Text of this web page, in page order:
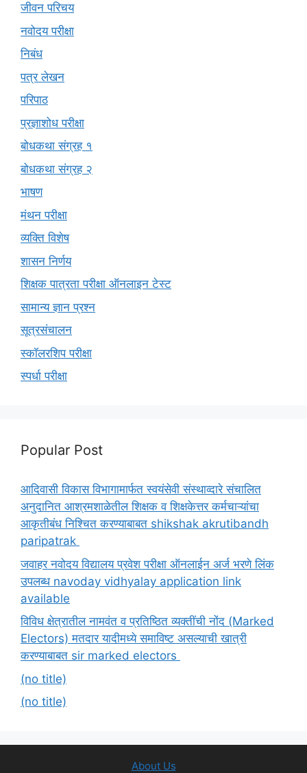
जीवन परिचय
नवोदय परीक्षा
निबंध
पत्र लेखन
परिपाठ
प्रज्ञाशोध परीक्षा
बोधकथा संग्रह १
बोधकथा संग्रह २
भाषण
मंथन परीक्षा
व्यक्ति विशेष
शासन निर्णय
शिक्षक पात्रता परीक्षा ऑनलाइन टेस्ट
सामान्य ज्ञान प्रश्न
सूत्रसंचालन
स्कॉलरशिप परीक्षा
स्पर्धा परीक्षा
Popular Post
आदिवासी विकास विभागामार्फत स्वयंसेवी संस्थाव्दारे संचालित
अनुदानित आश्रमशाळेतील शिक्षक व शिक्षकेत्तर कर्मचाऱ्यांचा
आकृतीबंध निश्चित करण्याबाबत shikshak akrutibandh
paripatrak
जवाहर नवोदय विद्यालय प्रवेश परीक्षा ऑनलाईन अर्ज भरणे लिंक
उपलब्ध navoday vidhyalay application link
available
विविध क्षेत्रातील नामवंत व प्रतिष्ठित व्यक्तींची नोंद (Marked
Electors) मतदार यादीमध्ये समाविष्ट असल्याची खात्री
करण्याबाबत sir marked electors
(no title)
(no title)
About Us